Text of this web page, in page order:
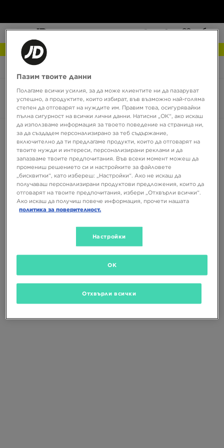
adidas ZX 22
0 продукта
Сортирай:Препоръчани Филтрирай
Няма продукти за показване
Промени критериите за търсене
изтрий избраните филтри
Пазим твоите данни
Полагаме всички усилия, за да може клиентите ни да пазаруват
успешно, а продуктите, които избират, във възможно най-голяма
степен да отговарят на нуждите им. Правим това, осигурявайки
пълна сигурност на всички лични данни. Натисни „ОК“, ако искаш
да използваме информация за твоето поведение на страница ни,
за да създадем персонализирано за теб съдържание,
включително да ти предлагаме продукти, които да отговарят на
твоите нужди и интереси, персонализирани реклами и да
запазваме твоите предпочитания. Във всеки момент можеш да
промениш решението си и настройките за файловете
„бисквитки“, като избереш: „Настройки“. Ако не искаш да
получаваш персонализирани продуктови предложения, които да
отговарят на твоите предпочитания, избери „Отхвърли всички“.
Ако искаш да получиш повече информация, прочети нашата
политика за поверителност.
Настройки
Отхвърли всички
OK